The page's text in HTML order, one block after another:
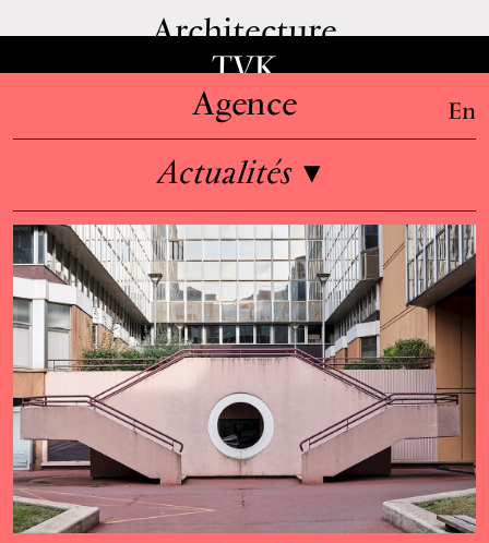
En
Architecture
TVK
Agence
Actualités ▾
Informations
Équipe
Emplois
Enseignement & conférences
Presse